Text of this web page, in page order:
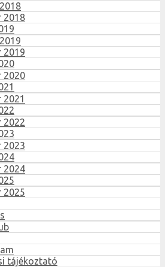
2018
2019
2020
2021
2022
2023
2024
2025
tájékoztató